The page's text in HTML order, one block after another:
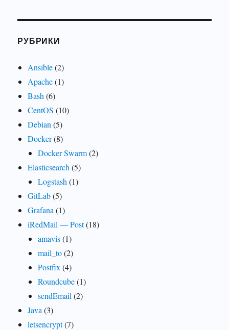
РУБРИКИ
Ansible(2)
Apache(1)
Bash (6)
CentOS (10)
Debian (5)
Docker(8)
Docker Swarm(2)
Elasticsearch (5)
Logstash (1)
GitLab(5)
Grafana (1)
iRedMail — Post(18)
amavis(1)
mail_to(2)
Postfix (4)
Roundcube(1)
sendEmail (2)
Java (3)
letsencrypt(7)